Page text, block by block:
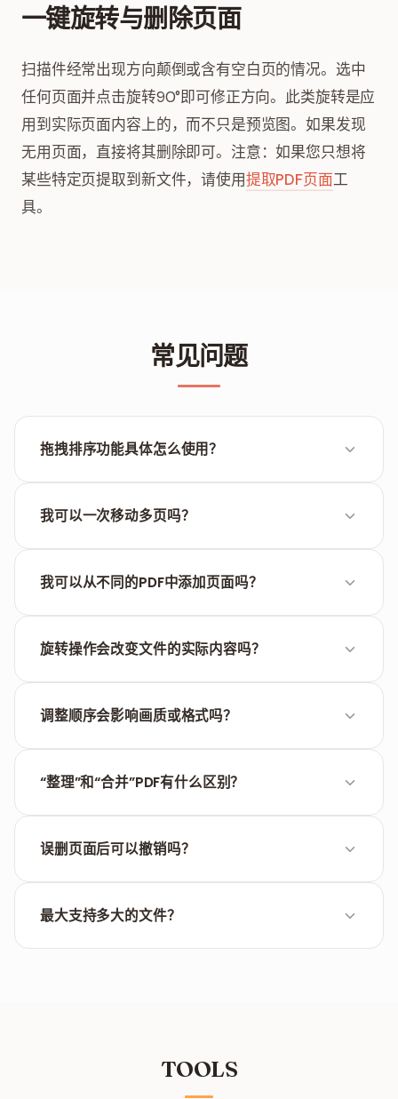
一键旋转与删除页面
扫描件经常出现方向颠倒或含有空白页的情况。选中
任何页面并点击旋转90°即可修正方向。此类旋转是应
用到实际页面内容上的，而不只是预览图。如果发现
无用页面，直接将其删除即可。注意：如果您只想将
某些特定页提取到新文件，请使用提取PDF页面工
具。
常见问题
拖拽排序功能具体怎么使用？
新位置。页面在屏幕上的排列顺序就是生成的PDF文件
我可以一次移动多页吗？
页面，然后就可以将这组页面整体拖动到新位置。
我可以从不同的PDF中添加页面吗？
入到当前的列表中，您可以自由交叉排列这些页面。
旋转操作会改变文件的实际内容吗？
载后使用任何阅读器查看时，页面都会保持您设置好的
调整顺序会影响画质或格式吗？
像、字体和原有格式都会100%保留，仅改变页面的先
“整理”和“合并”PDF有什么区别？
或删除。而合并PDF只是简单地将文件按先后顺序拼接
误删页面后可以撤销吗？
面，请重新上传原文件以恢复。
最大支持多大的文件？
TOOLS